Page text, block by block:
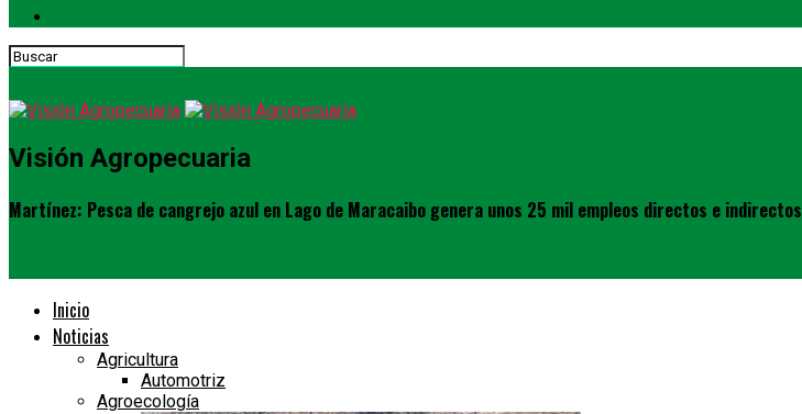
Visión Agropecuaria
Martínez: Pesca de cangrejo azul en Lago de Maracaibo genera unos 25 mil empleos directos e indirectos
Inicio
Noticias
Agricultura
Automotriz
Agroecología